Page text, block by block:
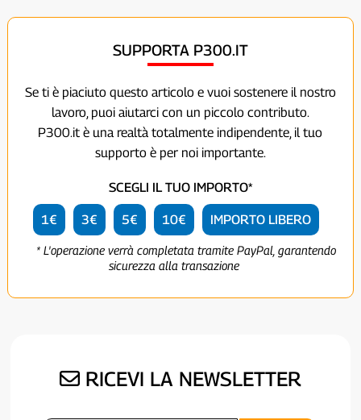
SUPPORTA P300.IT
Se ti è piaciuto questo articolo e vuoi sostenere il nostro
lavoro, puoi aiutarci con un piccolo contributo.
P300.it è una realtà totalmente indipendente, il tuo
supporto è per noi importante.
SCEGLI IL TUO IMPORTO*
1€ 3€ 5€ 10€ IMPORTO LIBERO
* L'operazione verrà completata tramite PayPal, garantendo
sicurezza alla transazione
RICEVI LA NEWSLETTER